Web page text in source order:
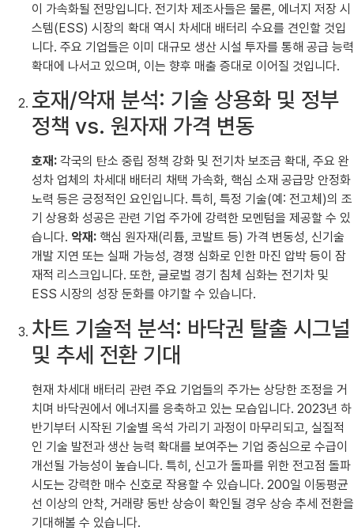
이 가속화될 전망입니다. 전기차 제조사들은 물론, 에너지 저장 시
스템(ESS) 시장의 확대 역시 차세대 배터리 수요를 견인할 것입
니다. 주요 기업들은 이미 대규모 생산 시설 투자를 통해 공급 능력
확대에 나서고 있으며, 이는 향후 매출 증대로 이어질 것입니다.
호재/악재 분석: 기술 상용화 및 정부
정책 vs. 원자재 가격 변동
호재: 각국의 탄소 중립 정책 강화 및 전기차 보조금 확대, 주요 완
성차 업체의 차세대 배터리 채택 가속화, 핵심 소재 공급망 안정화
노력 등은 긍정적인 요인입니다. 특히, 특정 기술(예: 전고체)의 조
기 상용화 성공은 관련 기업 주가에 강력한 모멘텀을 제공할 수 있
습니다. 악재: 핵심 원자재(리튬, 코발트 등) 가격 변동성, 신기술
개발 지연 또는 실패 가능성, 경쟁 심화로 인한 마진 압박 등이 잠
재적 리스크입니다. 또한, 글로벌 경기 침체 심화는 전기차 및
ESS 시장의 성장 둔화를 야기할 수 있습니다.
차트 기술적 분석: 바닥권 탈출 시그널
및 추세 전환 기대
현재 차세대 배터리 관련 주요 기업들의 주가는 상당한 조정을 거
치며 바닥권에서 에너지를 응축하고 있는 모습입니다. 2023년 하
반기부터 시작된 기술별 옥석 가리기 과정이 마무리되고, 실질적
인 기술 발전과 생산 능력 확대를 보여주는 기업 중심으로 수급이
개선될 가능성이 높습니다. 특히, 신고가 돌파를 위한 전고점 돌파
시도는 강력한 매수 신호로 작용할 수 있습니다. 200일 이동평균
선 이상의 안착, 거래량 동반 상승이 확인될 경우 상승 추세 전환을
기대해볼 수 있습니다.